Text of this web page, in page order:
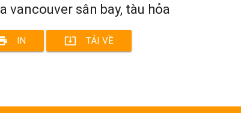
vancouver sân bay, tàu hỏa
IN system_update_alt TẢI VỀ